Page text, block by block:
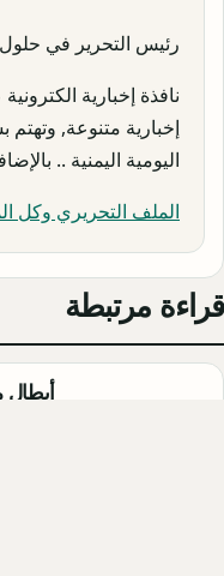
رئيس التحرير في حلول
نافذة إخبارية
إخبارية متنوعة,
اليومية اليمنية ..
الملف التحريري وكل
قراءة مرتبطة
أبطال